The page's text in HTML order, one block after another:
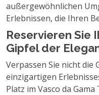
außergewöhnlichen
Erlebnissen, die Ihren
Reservieren Sie
Gipfel der
Verpassen Sie nicht die
einzigartigen
Platz im Vasco da